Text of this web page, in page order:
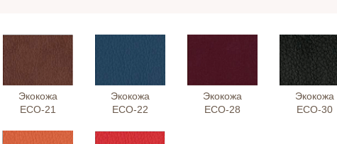
Экокожа
ЕСО-21
Экокожа
ЕСО-22
Экокожа
ЕСО-28
Экокожа
ЕСО-30